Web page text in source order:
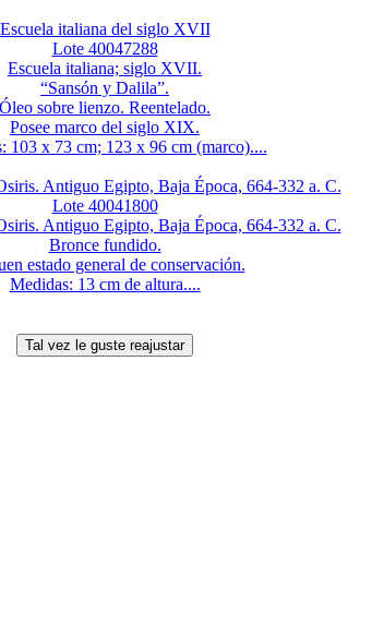
Escuela italiana del siglo XVII
Lote 40047288
Escuela italiana; siglo XVII.
“Sansón y Dalila”.
Óleo sobre lienzo. Reentelado.
Posee marco del siglo XIX.
103 x 73 cm; 123 x 96 cm (marco)....
Antiguo Egipto, Baja Época, 664-332 a. C.
Lote 40041800
Antiguo Egipto, Baja Época, 664-332 a. C.
Bronce fundido.
estado general de conservación.
Medidas: 13 cm de altura....